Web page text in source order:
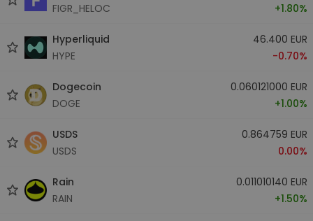
FIGR_HELOC
+1.80%
Hyperliquid
HYPE
46.400 EUR
-0.70%
Dogecoin
DOGE
0.060121000 EUR
+1.00%
USDS
USDS
0.864759 EUR
0.00%
Rain
RAIN
0.011010140 EUR
+1.50%